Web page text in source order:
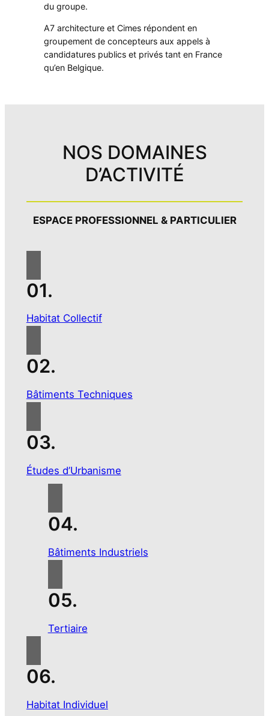
du groupe.
A7 architecture et Cimes répondent en
groupement de concepteurs aux appels à
candidatures publics et privés tant en France
qu’en Belgique.
NOS DOMAINES
D’ACTIVITÉ
ESPACE PROFESSIONNEL & PARTICULIER
01.
Habitat Collectif
02.
Bâtiments Techniques
03.
Études d’Urbanisme
04.
Bâtiments Industriels
05.
Tertiaire
06.
Habitat Individuel